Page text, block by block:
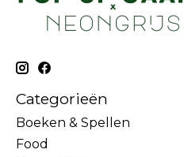
Categorieën
Boeken & Spellen
Food